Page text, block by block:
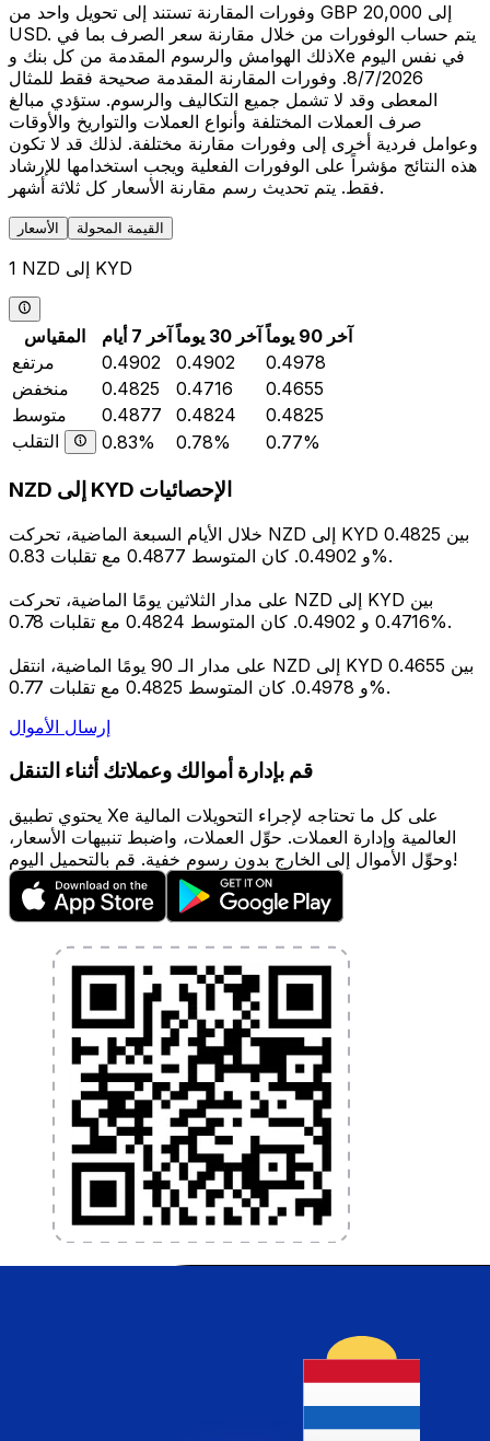
وفورات المقارنة تستند إلى تحويل واحد من GBP 20,000 إلى
USD. يتم حساب الوفورات من خلال مقارنة سعر الصرف بما في
ذلك الهوامش والرسوم المقدمة من كل بنك وXe في نفس اليوم
8/7/2026. وفورات المقارنة المقدمة صحيحة فقط للمثال
المعطى وقد لا تشمل جميع التكاليف والرسوم. ستؤدي مبالغ
صرف العملات المختلفة وأنواع العملات والتواريخ والأوقات
وعوامل فردية أخرى إلى وفورات مقارنة مختلفة. لذلك قد لا تكون
هذه النتائج مؤشراً على الوفورات الفعلية ويجب استخدامها للإرشاد
فقط. يتم تحديث رسم مقارنة الأسعار كل ثلاثة أشهر.
الأسعار القيمة المحولة
1 NZD إلى KYD
المقياس آخر 7 أيام آخر 30 يوماً
آخر 90 يوماً
مرتفع
0.4902 0.4902
0.4978
منخفض
0.4825 0.4716
0.4655
متوسط
0.4877 0.4824
0.4825
التقلب
0.83% 0.78% 0.77%
NZD إلى KYD الإحصائيات
خلال الأيام السبعة الماضية، تحركت NZD إلى KYD بين 0.4825
و 0.4902. كان المتوسط 0.4877 مع تقلبات 0.83%.
على مدار الثلاثين يومًا الماضية، تحركت NZD إلى KYD بين
0.4716 و 0.4902. كان المتوسط 0.4824 مع تقلبات 0.78%.
على مدار الـ 90 يومًا الماضية، انتقل NZD إلى KYD بين 0.4655
و 0.4978. كان المتوسط 0.4825 مع تقلبات 0.77%.
إرسال الأموال
قم بإدارة أموالك وعملاتك أثناء التنقل
يحتوي تطبيق Xe على كل ما تحتاجه لإجراء التحويلات المالية
العالمية وإدارة العملات. حوِّل العملات، واضبط تنبيهات الأسعار،
وحوِّل الأموال إلى الخارج بدون رسوم خفية. قم بالتحميل اليوم!